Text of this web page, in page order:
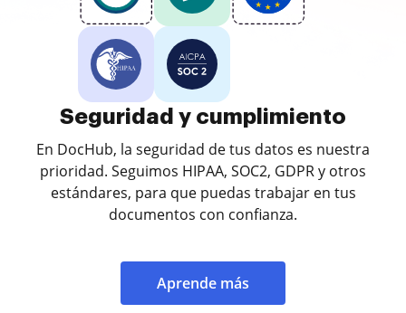
Seguridad y cumplimiento
En DocHub, la seguridad de tus datos es nuestra
prioridad. Seguimos HIPAA, SOC2, GDPR y otros
estándares, para que puedas trabajar en tus
documentos con confianza.
Aprende más